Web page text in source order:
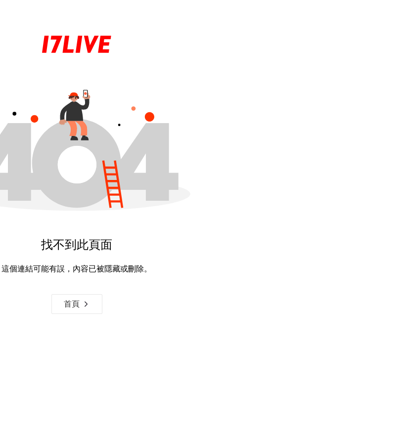
找不到此頁面
這個連結可能有誤，內容已被隱藏或刪除。
首頁